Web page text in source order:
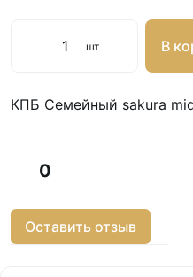
шт В
КПБ Семейный sakura
0
Оставить отзыв